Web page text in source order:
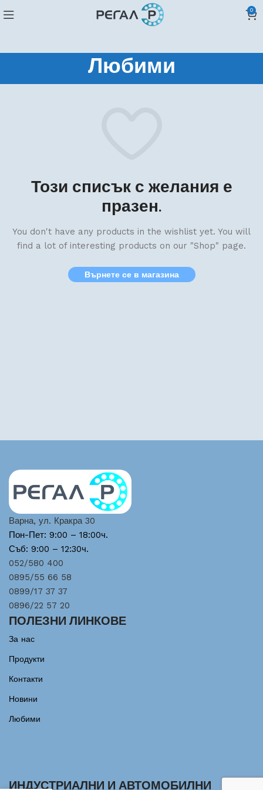
0
Любими
Този списък с желания е
празен.
You don't have any products in the wishlist yet. You will
find a lot of interesting products on our "Shop" page.
Върнете се в магазина
Варна, ул. Кракра 30
Пон-Пет: 9:00 – 18:00ч.
Съб: 9:00 – 12:30ч.
052/580 400
0895/55 66 58
0899/17 37 37
0896/22 57 20
ПОЛЕЗНИ ЛИНКОВЕ
За нас
Продукти
Контакти
Новини
Любими
ИНДУСТРИАЛНИ И АВТОМОБИЛНИ